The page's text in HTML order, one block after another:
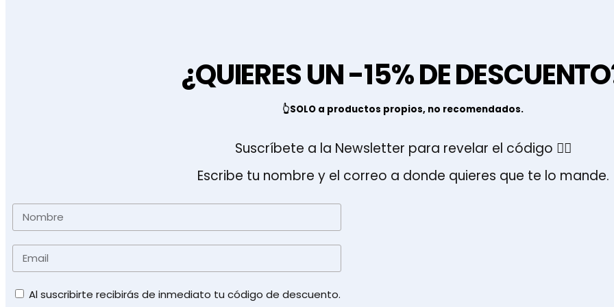
¿QUIERES UN -15% DE
👆SOLO a productos propios, no recomendados.
Suscríbete a la Newsletter para revelar el código 👇🏽
Escribe tu nombre y el correo a donde quieres que te lo mande.
Nombre
Email
Políticas
Al suscribirte recibirás de inmediato tu código de descuento.